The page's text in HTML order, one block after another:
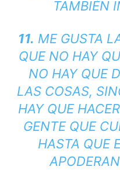
TAMBIÉN
11. ME GUSTA
QUE NO HAY
NO HAY QUE
LAS COSAS,
HAY QUE
GENTE QUE
HASTA QUE